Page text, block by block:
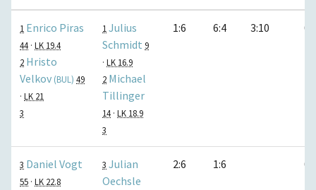
1 Enrico Piras
44 · LK 19.4
2 Hristo
Velkov (BUL) 49
· LK 21
3
1 Julius
Schmidt 9
· LK 16.9
2 Michael
Tillinger
14 · LK 18.9
3
1:6 6:4 3:10
3 Daniel Vogt
55 · LK 22.8
3 Julian
Oechsle
2:6 1:6